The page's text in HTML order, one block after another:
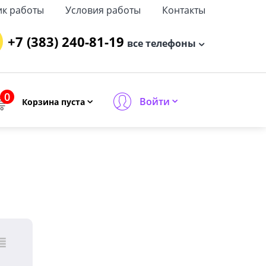
работы Условия работы Контакты
+7 (383) 240-81-19 все телефоны
0 Корзина пуста Войти